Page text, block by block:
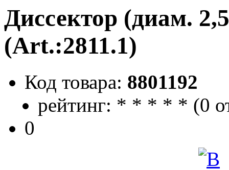
Диссектор (диам.
(Art.:2811.1)
Код товара: 8801192
рейтинг: * * * * * (0
0